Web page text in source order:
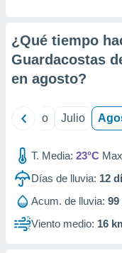
e
mediante
de
1199
¿Qué tiempo
Guardacostas
en agosto?
Junio Julio
T. Media: 23°C
Días de lluvia: 12
Acum. de lluvia: 99
Viento medio: 16